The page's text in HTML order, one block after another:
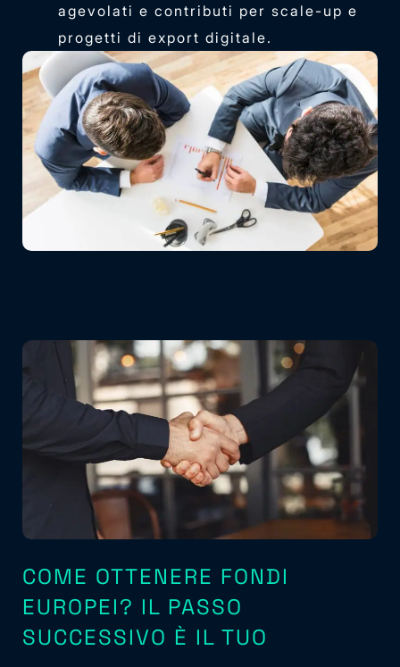
agevolati e contributi per scale-up e
progetti di export digitale.
COME OTTENERE FONDI
EUROPEI? IL PASSO
SUCCESSIVO È IL TUO